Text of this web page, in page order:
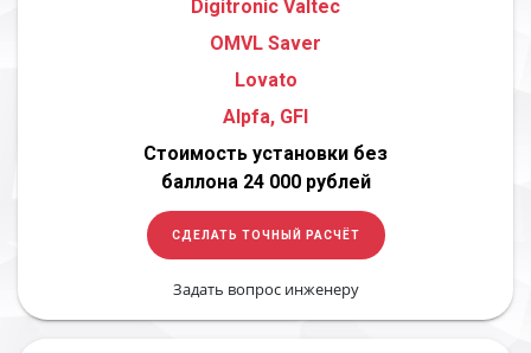
Digitronic Valtec
OMVL Saver
Lovato
Alpfa, GFI
Стоимость установки без
баллона 24 000 рублей
СДЕЛАТЬ ТОЧНЫЙ РАСЧЁТ
Задать вопрос инженеру